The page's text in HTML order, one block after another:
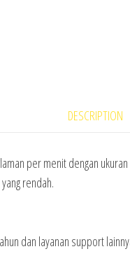
DESCRIPTION
per menit dengan
rendah.
dan layanan support